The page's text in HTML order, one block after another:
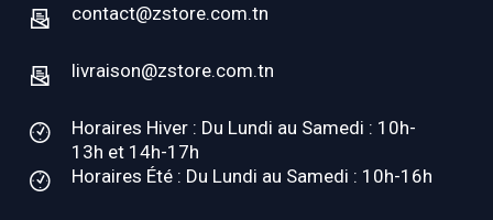
contact@zstore.com.tn
livraison@zstore.com.tn
Horaires Hiver : Du Lundi au Samedi : 10h-
13h et 14h-17h
Horaires Été : Du Lundi au Samedi : 10h-16h